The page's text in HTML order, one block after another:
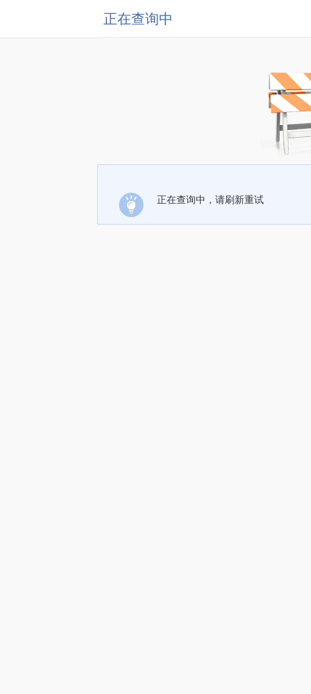
正在查询中
正在查询中，请刷新重试